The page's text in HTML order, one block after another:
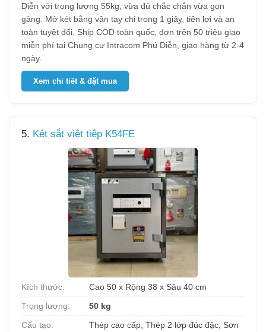
Diễn với trọng lượng 55kg, vừa đủ chắc chắn vừa gọn
gàng. Mở két bằng vân tay chỉ trong 1 giây, tiện lợi và an
toàn tuyệt đối. Ship COD toàn quốc, đơn trên 50 triệu giao
miễn phí tại Chung cư Intracom Phú Diễn, giao hàng từ 2-4
ngày.
Xem chi tiết & đặt mua
5. Két sắt việt tiệp K54FE
Kích thước:
Cao 50 x Rộng 38 x Sâu 40 cm
Trọng lượng:
50 kg
Cấu tạo:
Thép cao cấp, Thép 2 lớp đúc đặc, Sơn